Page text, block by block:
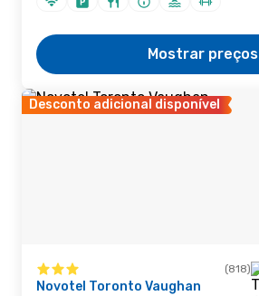
Mostrar preços
Desconto adicional disponível
(818)
Novotel Toronto Vaughan